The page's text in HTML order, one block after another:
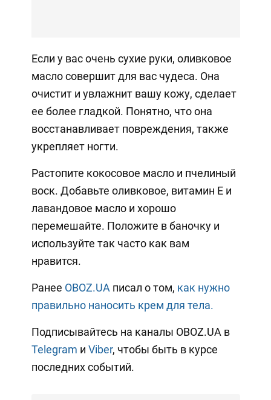
Если у вас очень сухие руки, оливковое
масло совершит для вас чудеса. Она
очистит и увлажнит вашу кожу, сделает
ее более гладкой. Понятно, что она
восстанавливает повреждения, также
укрепляет ногти.
Растопите кокосовое масло и пчелиный
воск. Добавьте оливковое, витамин Е и
лавандовое масло и хорошо
перемешайте. Положите в баночку и
используйте так часто как вам
нравится.
Ранее OBOZ.UA писал о том, как нужно
правильно наносить крем для тела.
Подписывайтесь на каналы OBOZ.UA в
Telegram и Viber, чтобы быть в курсе
последних событий.